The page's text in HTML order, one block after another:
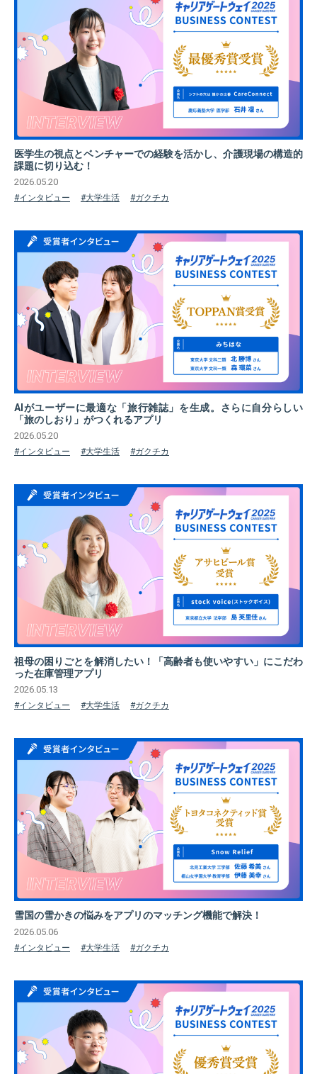
医学生の視点とベンチャーでの経験を活かし、介護現場の構造的
課題に切り込む！
2026.05.20
#インタビュー #大学生活 #ガクチカ
AIがユーザーに最適な「旅行雑誌」を生成。さらに自分らしい
「旅のしおり」がつくれるアプリ
2026.05.20
#インタビュー #大学生活 #ガクチカ
祖母の困りごとを解消したい！「高齢者も使いやすい」にこだわ
った在庫管理アプリ
2026.05.13
#インタビュー #大学生活 #ガクチカ
雪国の雪かきの悩みをアプリのマッチング機能で解決！
2026.05.06
#インタビュー #大学生活 #ガクチカ